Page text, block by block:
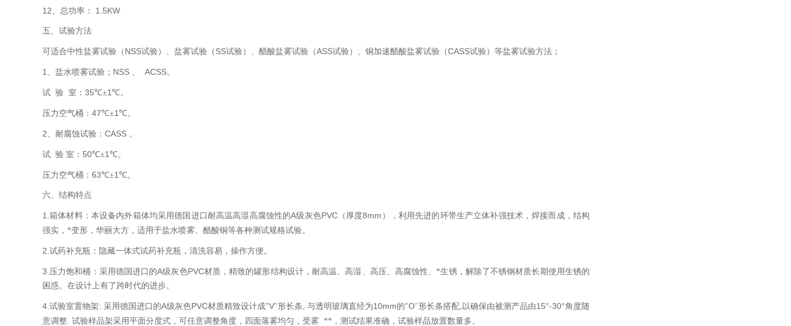
12、总功率： 1.5KW
五、 试验方法
可适合中性盐雾试验（ NSS试验）、盐雾试验（ SS试验）、醋酸盐雾试验（ASS试验）、铜加速醋酸盐雾试验（CASS试验）等盐雾试验方法；
1 、盐水喷雾试验； NSS 、 ACSS。
试 验 室： 35℃±1 ℃。
压力空气桶： 47℃±1 ℃。
2、耐腐蚀试验： CASS 。
试 验 室： 50℃±1 ℃。
压力空气桶： 63℃±1 ℃。
六、 结构特点
1. 箱体材料：本设备内外箱体均采用德国进口耐高温高湿高腐蚀性的A级灰色PVC（厚度8mm ），利用先进的环带生产立体补强技术，焊接而成，结构
强实，*变形，华丽大方，适用于盐水喷雾、醋酸铜等各种测试规格试验。
2. 试药补充瓶：隐藏一体式试药补充瓶，清洗容易，操作方便。
3. 压力饱和桶：采用德国进口的A级灰色PVC材质，精致的罐形结构设计，耐高温、高湿、高压、高腐蚀性、*生锈，解除了不锈钢材质长期使用生锈的
困惑。在设计上有了跨时代的进步。
4. 试验室置物架: 采用德国进口的A级灰色PVC材质精致设计成"V"形长条 与透明玻璃直经为10mm的"O"形长条搭配 以确保由被测产品由15°-30°角度随
意调整 试验样品架采用平面分度式，可任意调整角度，四面落雾均匀，受雾 **，测试结果准确，试验样品放置数量多。